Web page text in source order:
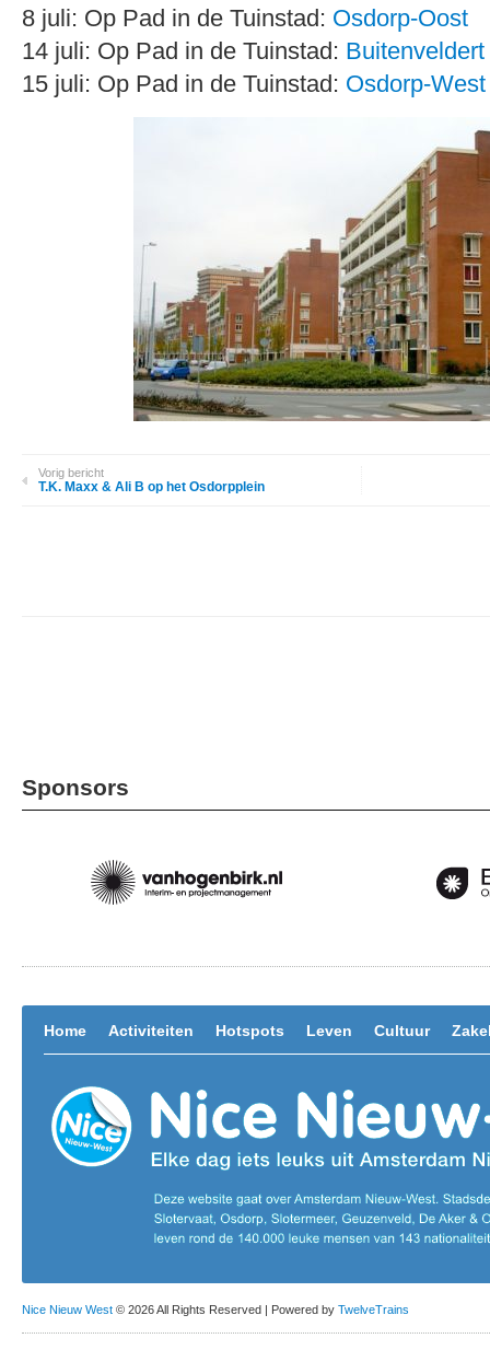
8 juli: Op Pad in de Tuinstad: Osdorp-Oost
14 juli: Op Pad in de Tuinstad: Buitenveldert
15 juli: Op Pad in de Tuinstad: Osdorp-West
Vorig bericht
T.K. Maxx & Ali B op het Osdorpplein
Sponsors
Home Activiteiten Hotspots Leven Cultuur
Nice Nieuw West © 2026 All Rights Reserved | Powered by TwelveTrains